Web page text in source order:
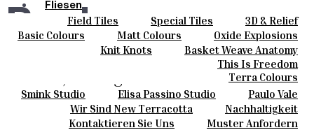
Fliesen
Field Tiles Special Tiles
3D & Relief
Hand Painted
Bold Pattern
Parquet Bisque
Natural Cotto
Smink Studio
Elisa Passino
Paulo Vale
Farben
Basic Colours Matt Colours
Oxide Explosions
Special Firing
Vintage Metallics
Dry Colours
Terra Colours
Keramik
Knit Knots
Basket Weave Anatomy
This Is Freedom
Maßanfertigungen
Smink Studio Elisa Passino Studio Paulo Vale
Über Uns
Wir Sind New Terracotta
Nachhaltigkeit
Portugiesisches Vermächtnis
Kontakte
Kontaktieren Sie Uns
Muster Anfordern
Journal
Pool
Products